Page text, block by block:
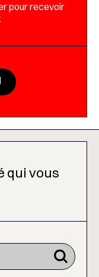
pour recevoir
qui vous